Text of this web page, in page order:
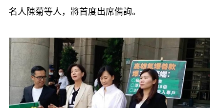
名人陳菊等人，將首度出席備詢。